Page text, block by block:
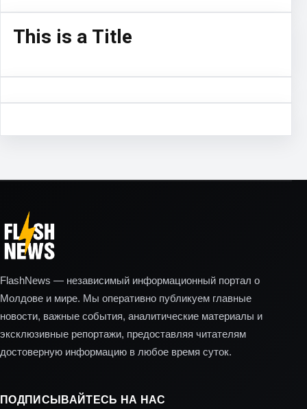
This is a Title
FlashNews — независимый информационный портал о
Молдове и мире. Мы оперативно публикуем главные
новости, важные события, аналитические материалы и
эксклюзивные репортажи, предоставляя читателям
достоверную информацию в любое время суток.
ПОДПИСЫВАЙТЕСЬ НА НАС